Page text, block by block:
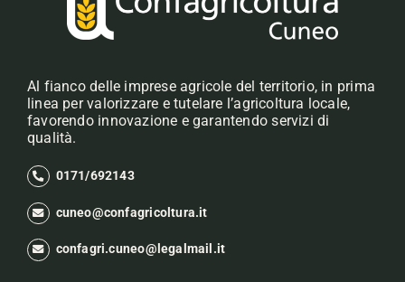
Al fianco delle imprese agricole del territorio, in prima
linea per valorizzare e tutelare l’agricoltura locale,
favorendo innovazione e garantendo servizi di
qualità.
0171/692143
cuneo@confagricoltura.it
confagri.cuneo@legalmail.it